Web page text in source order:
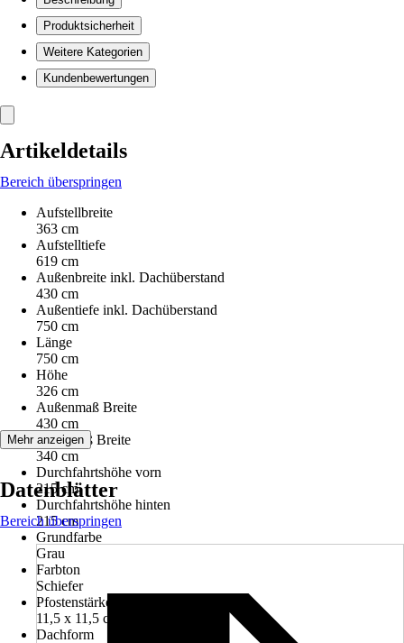
Produktsicherheit
Weitere Kategorien
Kundenbewertungen
Artikeldetails
Bereich überspringen
Aufstellbreite
363 cm
Aufstelltiefe
619 cm
Außenbreite inkl. Dachüberstand
430 cm
Außentiefe inkl. Dachüberstand
750 cm
Länge
750 cm
Höhe
326 cm
Außenmaß Breite
430 cm
Innenmaß Breite
340 cm
Durchfahrtshöhe vorn
215 cm
Durchfahrtshöhe hinten
215 cm
Grundfarbe
Grau
Farbton
Schiefer
Pfostenstärke
11,5 x 11,5 cm
Dachform
Mehr anzeigen
Datenblätter
Bereich überspringen